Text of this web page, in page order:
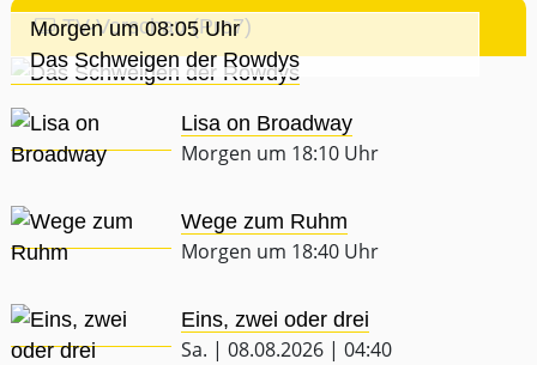
TV-Vorschau (Pro7)
Morgen um 08:05 Uhr
Das Schweigen der Rowdys
Lisa on Broadway
Morgen um 18:10 Uhr
Wege zum Ruhm
Morgen um 18:40 Uhr
Eins, zwei oder drei
Sa. | 08.08.2026 | 04:40